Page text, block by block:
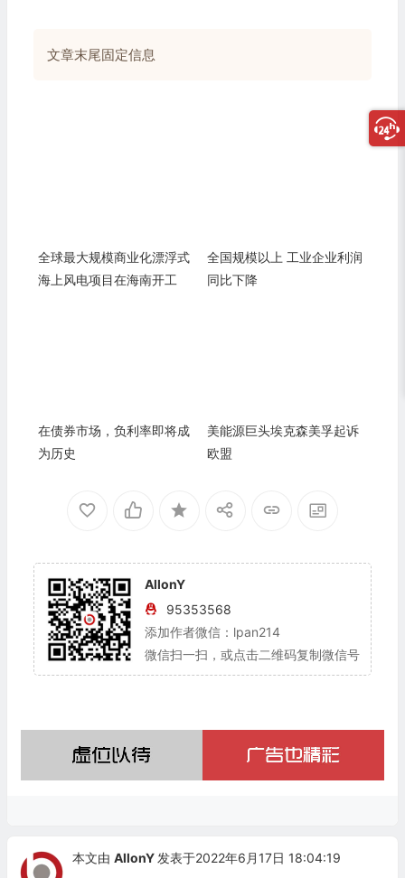
文章末尾固定信息
全球最大规模商业化漂浮式
海上风电项目在海南开工
全国规模以上 工业企业利润
同比下降
在债券市场，负利率即将成
为历史
美能源巨头埃克森美孚起诉
欧盟
AllonY
95353568
添加作者微信：lpan214
微信扫一扫，或点击二维码复制微信号
本文由 AllonY 发表于2022年6月17日 18:04:19